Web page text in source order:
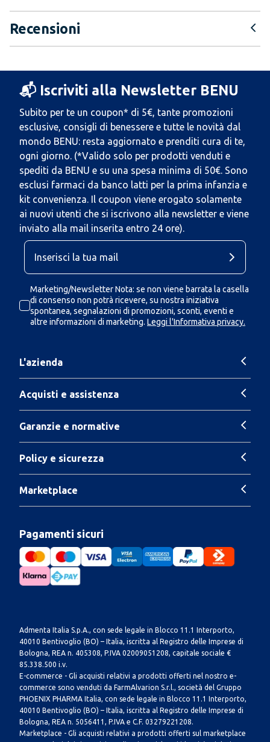
Recensioni
📬 Iscriviti alla Newsletter BENU
Subito per te un coupon* di 5€, tante promozioni
esclusive, consigli di benessere e tutte le novità dal
mondo BENU: resta aggiornato e prenditi cura di te,
ogni giorno. (*Valido solo per prodotti venduti e
spediti da BENU e su una spesa minima di 50€. Sono
esclusi farmaci da banco latti per la prima infanzia e
kit convenienza. Il coupon viene erogato solamente
ai nuovi utenti che si iscrivono alla newsletter e viene
inviato alla mail inserita entro 24 ore).
Marketing/Newsletter Nota: se non viene barrata la casella
di consenso non potrà ricevere, su nostra iniziativa
spontanea, segnalazioni di promozioni, sconti, eventi e
altre informazioni di marketing. Leggi l'Informativa privacy.
L'azienda
Acquisti e assistenza
Garanzie e normative
Policy e sicurezza
Marketplace
Pagamenti sicuri
Admenta Italia S.p.A., con sede legale in Blocco 11.1 Interporto,
40010 Bentivoglio (BO) – Italia, iscritta al Registro delle Imprese di
Bologna, REA n. 405308, P.IVA 02009051208, capitale sociale €
85.338.500 i.v.
E-commerce - Gli acquisti relativi a prodotti offerti nel nostro e-
commerce sono venduti da FarmAlvarion S.r.l., società del Gruppo
PHOENIX PHARMA Italia, con sede legale in Blocco 11.1 Interporto,
40010 Bentivoglio (BO) – Italia, iscritta al Registro delle Imprese di
Bologna, REA n. 5056411, P.IVA e C.F. 03279221208.
Marketplace - Gli acquisti relativi a prodotti offerti sul marketplace